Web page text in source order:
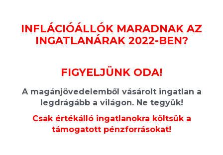
INFLÁCIÓÁLLÓK MARADNAK AZ
INGATLANÁRAK 2022-BEN?
FIGYELJÜNK ODA!
A magánjövedelemből vásárolt ingatlan a
legdrágább a világon. Ne tegyük!
Csak értékálló ingatlanokra költsük a
támogatott pénzforrásokat!